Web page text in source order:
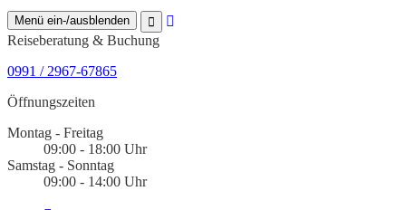
Menü ein-/ausblenden
Reiseberatung & Buchung
0991 / 2967-67865
Öffnungszeiten
Montag - Freitag
09:00 - 18:00 Uhr
Samstag - Sonntag
09:00 - 14:00 Uhr